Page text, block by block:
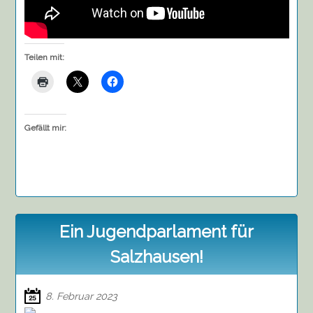
Teilen mit:
Gefällt mir:
Ein Jugendparlament für
Salzhausen!
8. Februar 2023